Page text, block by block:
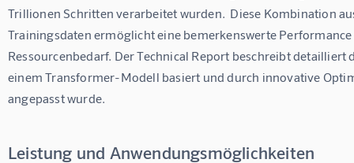
Trillionen Schritten verarbeitet wurden.  Diese Kombination
Trainingsdaten ermöglicht eine bemerkenswerte
Ressourcenbedarf. Der Technical Report beschreibt
einem Transformer-Modell basiert und durch innovative
angepasst wurde.
Leistung und Anwendungsmöglichkeiten